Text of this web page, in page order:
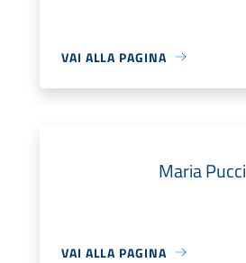
VAI ALLA PAGINA
Maria Pucci
VAI ALLA PAGINA